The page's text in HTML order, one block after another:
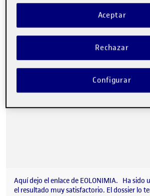
PROYECTO II_entrega
Publicado por
Alejandro Escribano Ocaña
Aquí dejo el enlace de EOLONIMIA. Ha sido
el resultado muy satisfactorio. El dossier lo
Rechazar
Aceptar
Configurar